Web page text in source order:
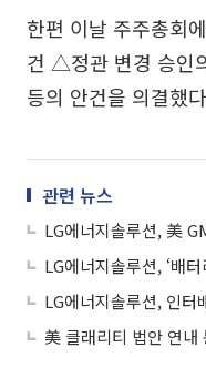
한편 이날 주주총회
건 △정관 변경 승인
등의 안건을 의결했
관련 뉴스
LG에너지솔루션, 인터